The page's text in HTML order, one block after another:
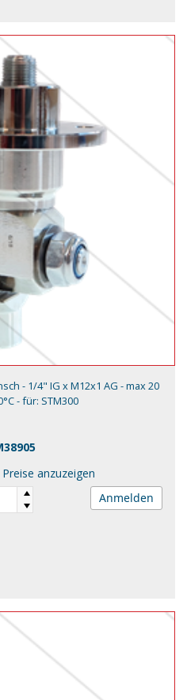
- 1/4" IG x M12x1 AG - max 20
- für: STM300
anzuzeigen
Anmelden